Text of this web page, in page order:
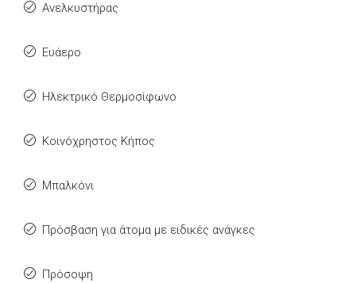
Ανελκυστήρας
Ευάερο
Ηλεκτρικό Θερμοσίφωνο
Κοινόχρηστος Κήπος
Μπαλκόνι
Πρόσβαση για άτομα με ειδικές ανάγκες
Πρόσοψη